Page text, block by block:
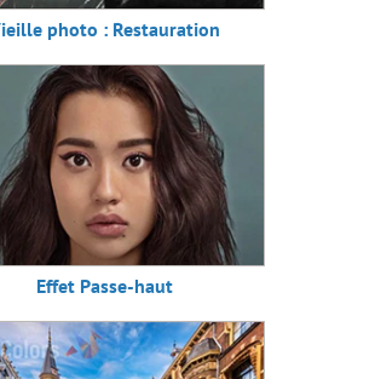
photo : Restauration
Effet Passe-haut